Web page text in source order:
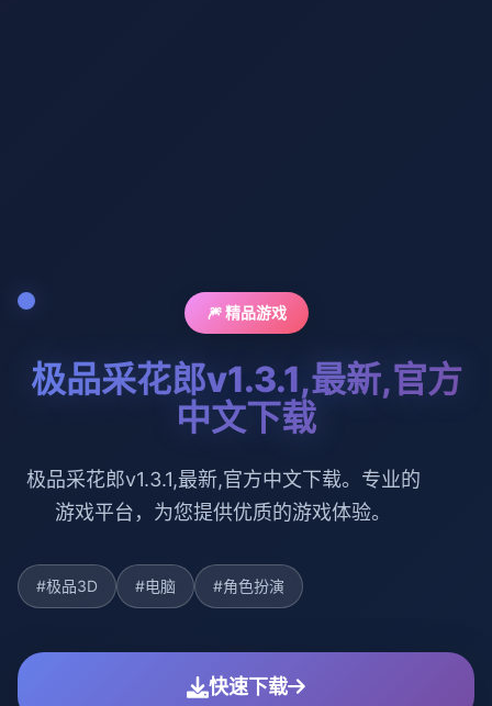
🎆 精品游戏
极品采花郎v1.3.1,最新,官方
中文下载
极品采花郎v1.3.1,最新,官方中文下载。专业的
游戏平台，为您提供优质的游戏体验。
#极品3D #电脑 #角色扮演
快速下载